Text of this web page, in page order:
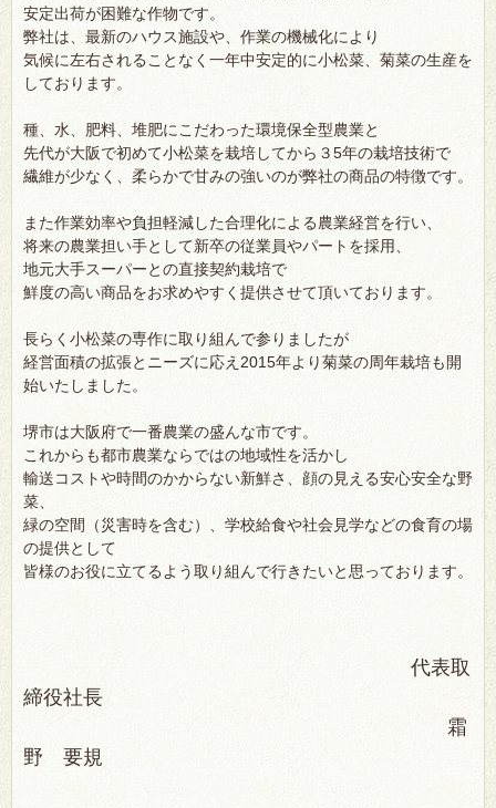
安定出荷が困難な作物です。
弊社は、最新のハウス施設や、作業の機械化により
気候に左右されることなく一年中安定的に小松菜、菊菜の生産を
しております。
種、水、肥料、堆肥にこだわった環境保全型農業と
先代が大阪で初めて小松菜を栽培してから３5年の栽培技術で
繊維が少なく、柔らかで甘みの強いのが弊社の商品の特徴です。
また作業効率や負担軽減した合理化による農業経営を行い、
将来の農業担い手として新卒の従業員やパートを採用、
地元大手スーパーとの直接契約栽培で
鮮度の高い商品をお求めやすく提供させて頂いております。
長らく小松菜の専作に取り組んで参りましたが
経営面積の拡張とニーズに応え2015年より菊菜の周年栽培も開
始いたしました。
堺市は大阪府で一番農業の盛んな市です。
これからも都市農業ならではの地域性を活かし
輸送コストや時間のかからない新鮮さ、顔の見える安心安全な野
菜、
緑の空間（災害時を含む）、学校給食や社会見学などの食育の場
の提供として
皆様のお役に立てるよう取り組んで行きたいと思っております。
代表取
締役社長
霜
野 要規